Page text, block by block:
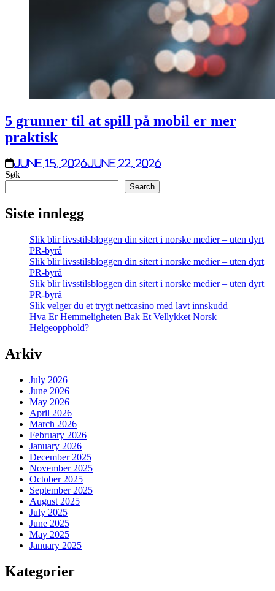
5 grunner til at spill på mobil er mer
praktisk
June 15, 2026June 22, 2026
Søk
Search
Siste innlegg
Slik blir livsstilsbloggen din sitert i norske medier – uten dyrt
PR-byrå
Slik blir livsstilsbloggen din sitert i norske medier – uten dyrt
PR-byrå
Slik blir livsstilsbloggen din sitert i norske medier – uten dyrt
PR-byrå
Slik velger du et trygt nettcasino med lavt innskudd
Hva Er Hemmeligheten Bak Et Vellykket Norsk
Helgeopphold?
Arkiv
July 2026
June 2026
May 2026
April 2026
March 2026
February 2026
January 2026
December 2025
November 2025
October 2025
September 2025
August 2025
July 2025
June 2025
May 2025
January 2025
Kategorier